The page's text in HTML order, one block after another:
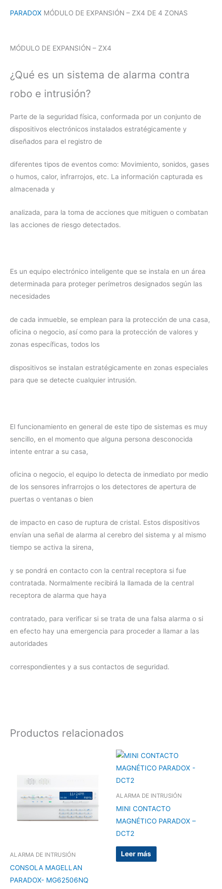
PARADOX MÓDULO DE EXPANSIÓN – ZX4 DE 4 ZONAS
MÓDULO DE EXPANSIÓN – ZX4
¿Qué es un sistema de alarma contra
robo e intrusión?
Parte de la seguridad física, conformada por un conjunto de
dispositivos electrónicos instalados estratégicamente y
diseñados para el registro de
diferentes tipos de eventos como: Movimiento, sonidos, gases
o humos, calor, infrarrojos, etc. La información capturada es
almacenada y
analizada, para la toma de acciones que mitiguen o combatan
las acciones de riesgo detectados.
Es un equipo electrónico inteligente que se instala en un área
determinada para proteger perímetros designados según las
necesidades
de cada inmueble, se emplean para la protección de una casa,
oficina o negocio, así como para la protección de valores y
zonas específicas, todos los
dispositivos se instalan estratégicamente en zonas especiales
para que se detecte cualquier intrusión.
El funcionamiento en general de este tipo de sistemas es muy
sencillo, en el momento que alguna persona desconocida
intente entrar a su casa,
oficina o negocio, el equipo lo detecta de inmediato por medio
de los sensores infrarrojos o los detectores de apertura de
puertas o ventanas o bien
de impacto en caso de ruptura de cristal. Estos dispositivos
envían una señal de alarma al cerebro del sistema y al mismo
tiempo se activa la sirena,
y se pondrá en contacto con la central receptora si fue
contratada. Normalmente recibirá la llamada de la central
receptora de alarma que haya
contratado, para verificar si se trata de una falsa alarma o si
en efecto hay una emergencia para proceder a llamar a las
autoridades
correspondientes y a sus contactos de seguridad.
Productos relacionados
ALARMA DE INTRUSIÓN
CONSOLA MAGELLAN
PARADOX- MG62506NQ
ALARMA DE INTRUSIÓN
MINI CONTACTO
MAGNÉTICO PARADOX –
DCT2
Leer más